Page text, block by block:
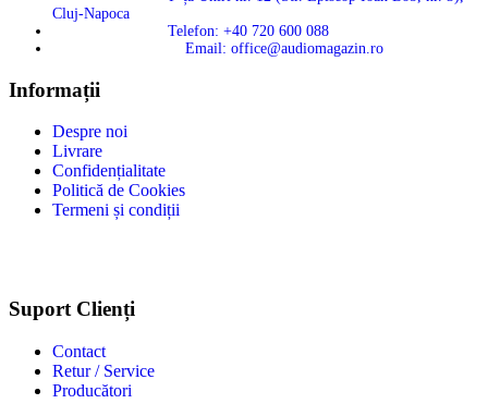
Cluj-Napoca
Telefon: +40 720 600 088
Email: office@audiomagazin.ro
Informații
Despre noi
Livrare
Confidențialitate
Politică de Cookies
Termeni și condiții
Suport Clienți
Contact
Retur / Service
Producători